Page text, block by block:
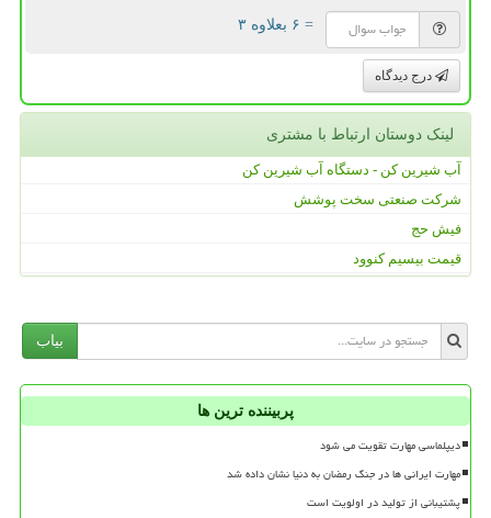
= ۶ بعلاوه ۳
درج دیدگاه
لینک دوستان ارتباط با مشتری
آب شیرین کن - دستگاه آب شیرین کن
شرکت صنعتی سخت پوشش
فیش حج
قیمت بیسیم کنوود
بیاب
پربیننده ترین ها
دیپلماسی مهارت تقویت می شود
مهارت ایرانی ها در جنگ رمضان به دنیا نشان داده شد
پشتیبانی از تولید در اولویت است